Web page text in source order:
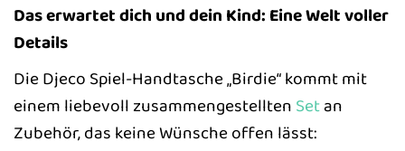
Das erwartet dich und dein Kind: Eine Welt voller
Details
Die Djeco Spiel-Handtasche „Birdie“ kommt mit
einem liebevoll zusammengestellten Setan
Zubehör, das keine Wünsche offen lässt: